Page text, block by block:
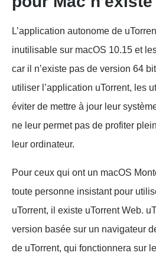
L’application autonome de
inutilisable sur macOS 10.15 et
car il n’existe pas de version 64
utiliser l’application uTorrent, les
éviter de mettre à jour leur
ne leur permet pas de profiter
leur ordinateur.
Pour ceux qui ont un macOS
toute personne insistant pour
uTorrent, il existe uTorrent Web.
version basée sur un navigateur
de uTorrent, qui fonctionnera sur